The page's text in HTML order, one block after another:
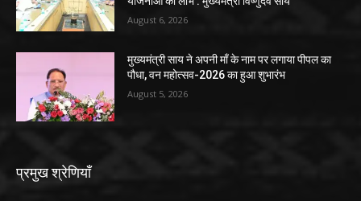
August 6, 2026
मुख्यमंत्री साय ने अपनी माँ के नाम पर लगाया पीपल का
पौधा, वन महोत्सव-2026 का हुआ शुभारंभ
August 5, 2026
प्रमुख श्रेणियाँ